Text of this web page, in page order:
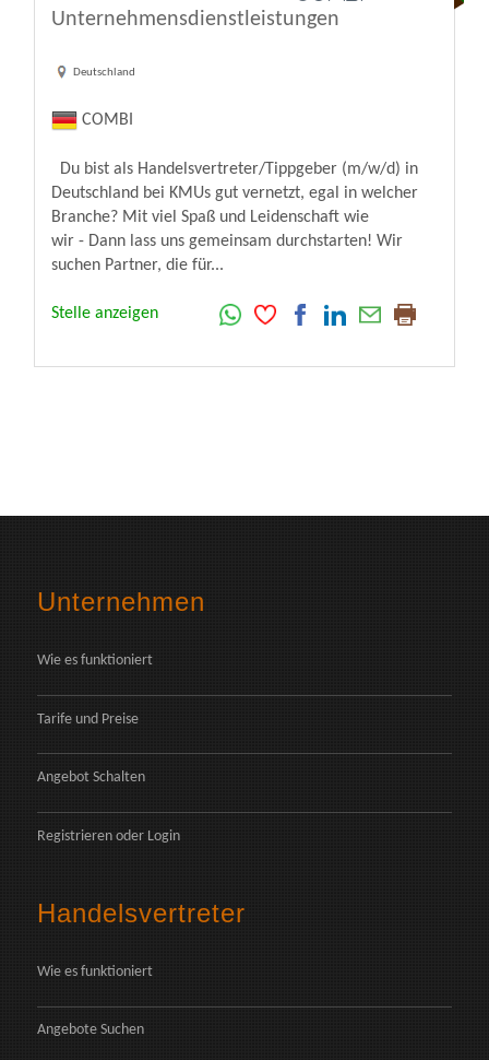
Unternehmensdienstleistungen
Deutschland
COMBI
Du bist als Handelsvertreter/Tippgeber (m/w/d) in
Deutschland bei KMUs gut vernetzt, egal in welcher
Branche? Mit viel Spaß und Leidenschaft wie
wir - Dann lass uns gemeinsam durchstarten! Wir
suchen Partner, die für...
Stelle anzeigen
Unternehmen
Wie es funktioniert
Tarife und Preise
Angebot Schalten
Registrieren oder Login
Handelsvertreter
Wie es funktioniert
Angebote Suchen